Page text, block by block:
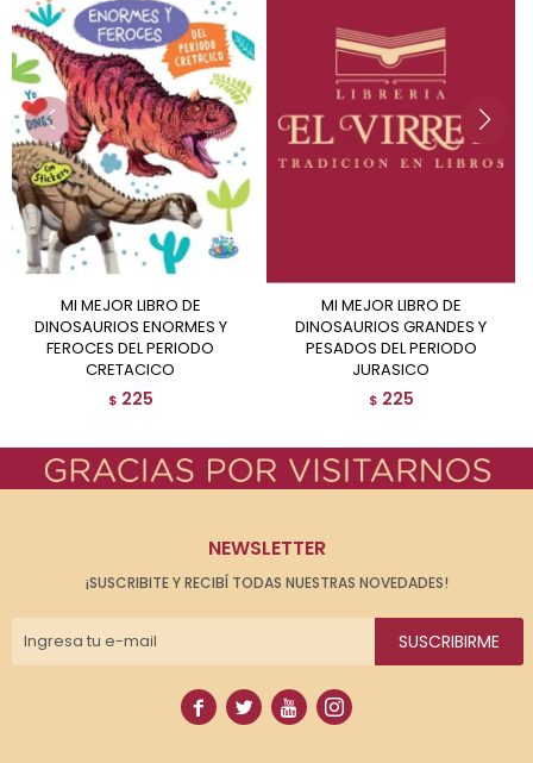
MI MEJOR LIBRO DE
DINOSAURIOS ENORMES Y
FEROCES DEL PERIODO
CRETACICO
$ 225
MI MEJOR LIBRO DE
DINOSAURIOS GRANDES Y
PESADOS DEL PERIODO
JURASICO
$ 225
NEWSLETTER
¡SUSCRIBITE Y RECIBÍ TODAS NUESTRAS NOVEDADES!
SUSCRIBIRME
   